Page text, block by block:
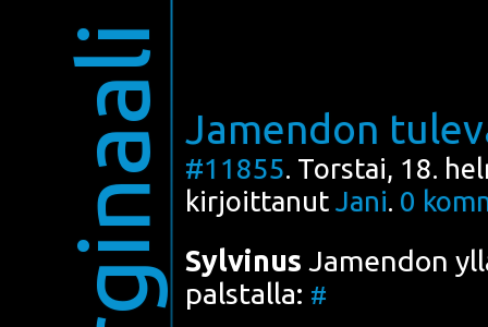
Jamendon
#11855. Torstai, 18.
kirjoittanut Jani. 0
Syl­vi­nus Jamen­don
pals­tal­la: #